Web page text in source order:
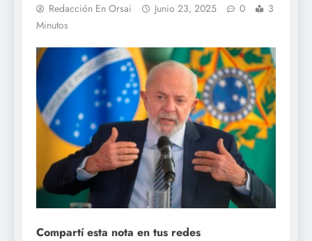
Redacción En Orsai Junio 23, 2025 0
3
Minutos
Compartí esta nota en tus redes